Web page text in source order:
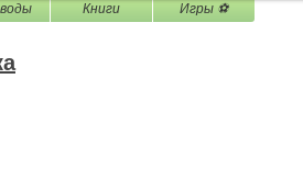
Книги Игры ⚽